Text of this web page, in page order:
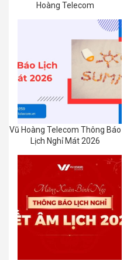
Hoàng Telecom
Vũ Hoàng Telecom Thông Báo
Lịch Nghỉ Mát 2026